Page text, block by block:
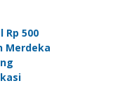
Rp 500
Merdeka